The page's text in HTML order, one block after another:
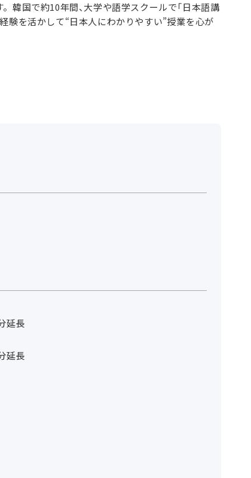
韓国で約10年間、大学や語学スクールで「日本語講
験を活かして“日本人にわかりやすい”授業を心が
延長
延長